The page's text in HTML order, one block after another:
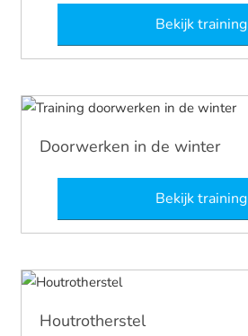
Bekijk training
Doorwerken in de winter
Bekijk training
Houtrotherstel